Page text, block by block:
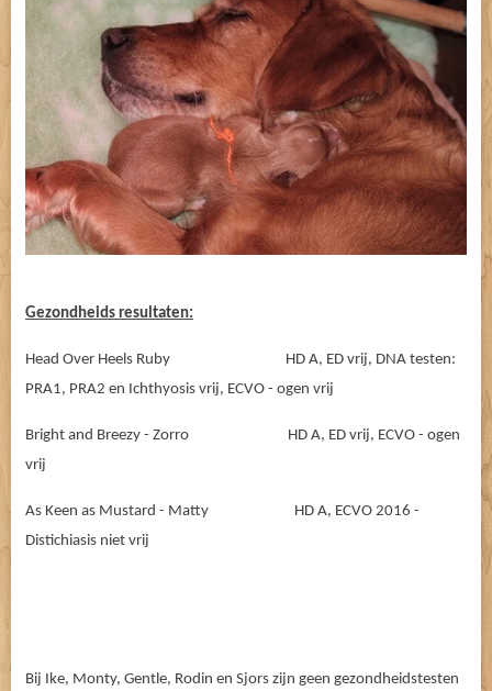
Gezondheids resultaten:
Head Over Heels Ruby HD A, ED vrij, DNA testen:
PRA1, PRA2 en Ichthyosis vrij, ECVO - ogen vrij
Bright and Breezy - Zorro HD A, ED vrij, ECVO - ogen
vrij
As Keen as Mustard - Matty HD A, ECVO 2016 -
Distichiasis niet vrij
Bij Ike, Monty, Gentle, Rodin en Sjors zijn geen gezondheidstesten